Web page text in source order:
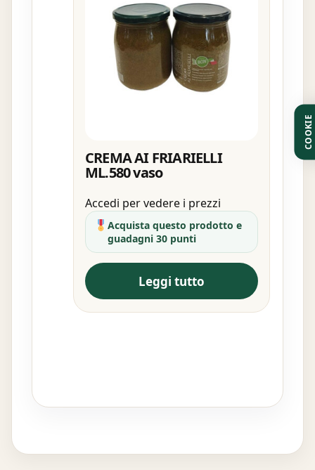
CREMA AI FRIARIELLI
ML.580 vaso
Accedi per vedere i prezzi
Acquista questo prodotto e
guadagni 30 punti
Leggi tutto
COOKIE